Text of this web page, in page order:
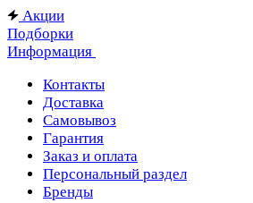
Акции
Подборки
Информация
Контакты
Доставка
Самовывоз
Гарантия
Заказ и оплата
Персональный раздел
Бренды